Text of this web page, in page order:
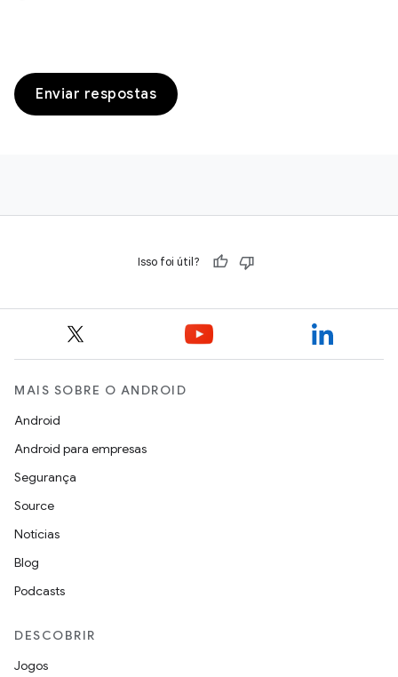
Enviar respostas
Isso foi útil?
MAIS SOBRE O ANDROID
Android
Android para empresas
Segurança
Source
Notícias
Blog
Podcasts
DESCOBRIR
Jogos